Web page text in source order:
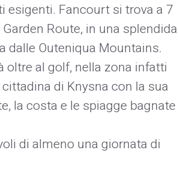
esigenti. Fancourt si trova a 7
Route, in una splendida
dalle Outeniqua Mountains.
al golf, nella zona infatti
di Knysna con la sua
la costa e le spiagge bagnate
di almeno una giornata di